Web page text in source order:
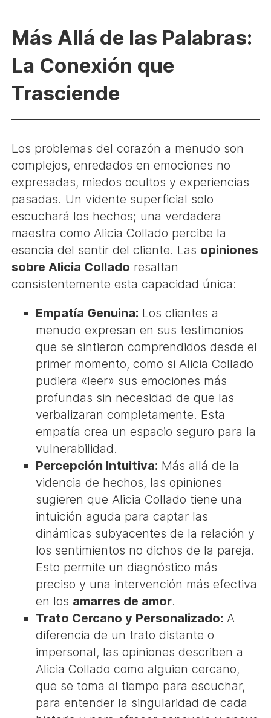
Más Allá de las Palabras:
La Conexión que
Trasciende
Los problemas del corazón a menudo son
complejos, enredados en emociones no
expresadas, miedos ocultos y experiencias
pasadas. Un vidente superficial solo
escuchará los hechos; una verdadera
maestra como Alicia Collado percibe la
esencia del sentir del cliente. Las opiniones
sobre Alicia Collado resaltan
consistentemente esta capacidad única:
Empatía Genuina: Los clientes a
menudo expresan en sus testimonios
que se sintieron comprendidos desde el
primer momento, como si Alicia Collado
pudiera «leer» sus emociones más
profundas sin necesidad de que las
verbalizaran completamente. Esta
empatía crea un espacio seguro para la
vulnerabilidad.
Percepción Intuitiva: Más allá de la
videncia de hechos, las opiniones
sugieren que Alicia Collado tiene una
intuición aguda para captar las
dinámicas subyacentes de la relación y
los sentimientos no dichos de la pareja.
Esto permite un diagnóstico más
preciso y una intervención más efectiva
en los amarres de amor.
Trato Cercano y Personalizado: A
diferencia de un trato distante o
impersonal, las opiniones describen a
Alicia Collado como alguien cercano,
que se toma el tiempo para escuchar,
para entender la singularidad de cada